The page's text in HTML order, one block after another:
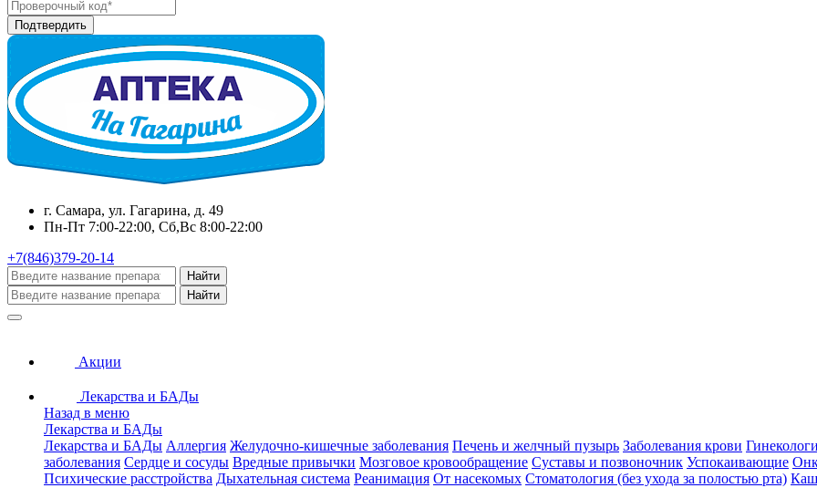
г. Самара, ул. Гагарина, д. 49
Пн-Пт 7:00-22:00, Сб,Вс 8:00-22:00
+7(846)379-20-14
Найти
Найти
Акции
Лекарства и БАДы
Назад в меню
Лекарства и БАДы
Лекарства и БАДы Аллергия Желудочно-кишечные заболевания Печень и желчный пузырь Заболевания крови
заболевания Сердце и сосуды Вредные привычки Мозговое кровообращение Суставы и позвоночник Успокаивающие
Психические расстройства Дыхательная система Реанимация От насекомых Стоматология (без ухода за полостью рта)